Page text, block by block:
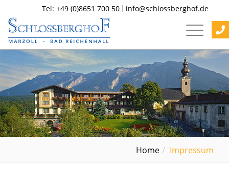
Tel: +49 (0)8651 700 50 info@schlossberghof.de
Home Impressum